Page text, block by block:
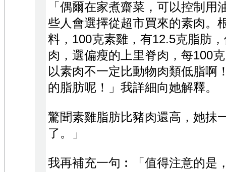
「偶爾在家煮齋菜，可以控制用
些人會選擇從超市買來的素肉。
料，100克素雞，有12.5克脂肪
肉，選偏瘦的上里脊肉，每100
以素肉不一定比動物肉類低脂啊
的脂肪呢！」我詳細向她解釋。
驚聞素雞脂肪比豬肉還高，她抺
了。」
我再補充一句︰「值得注意的是